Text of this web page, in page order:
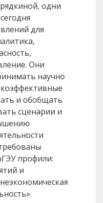
одни
для
Они
научно
и обобщать
сценарии и
профили:
и